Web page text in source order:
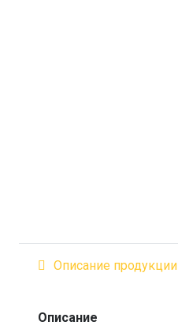
Описание продукции
Описание